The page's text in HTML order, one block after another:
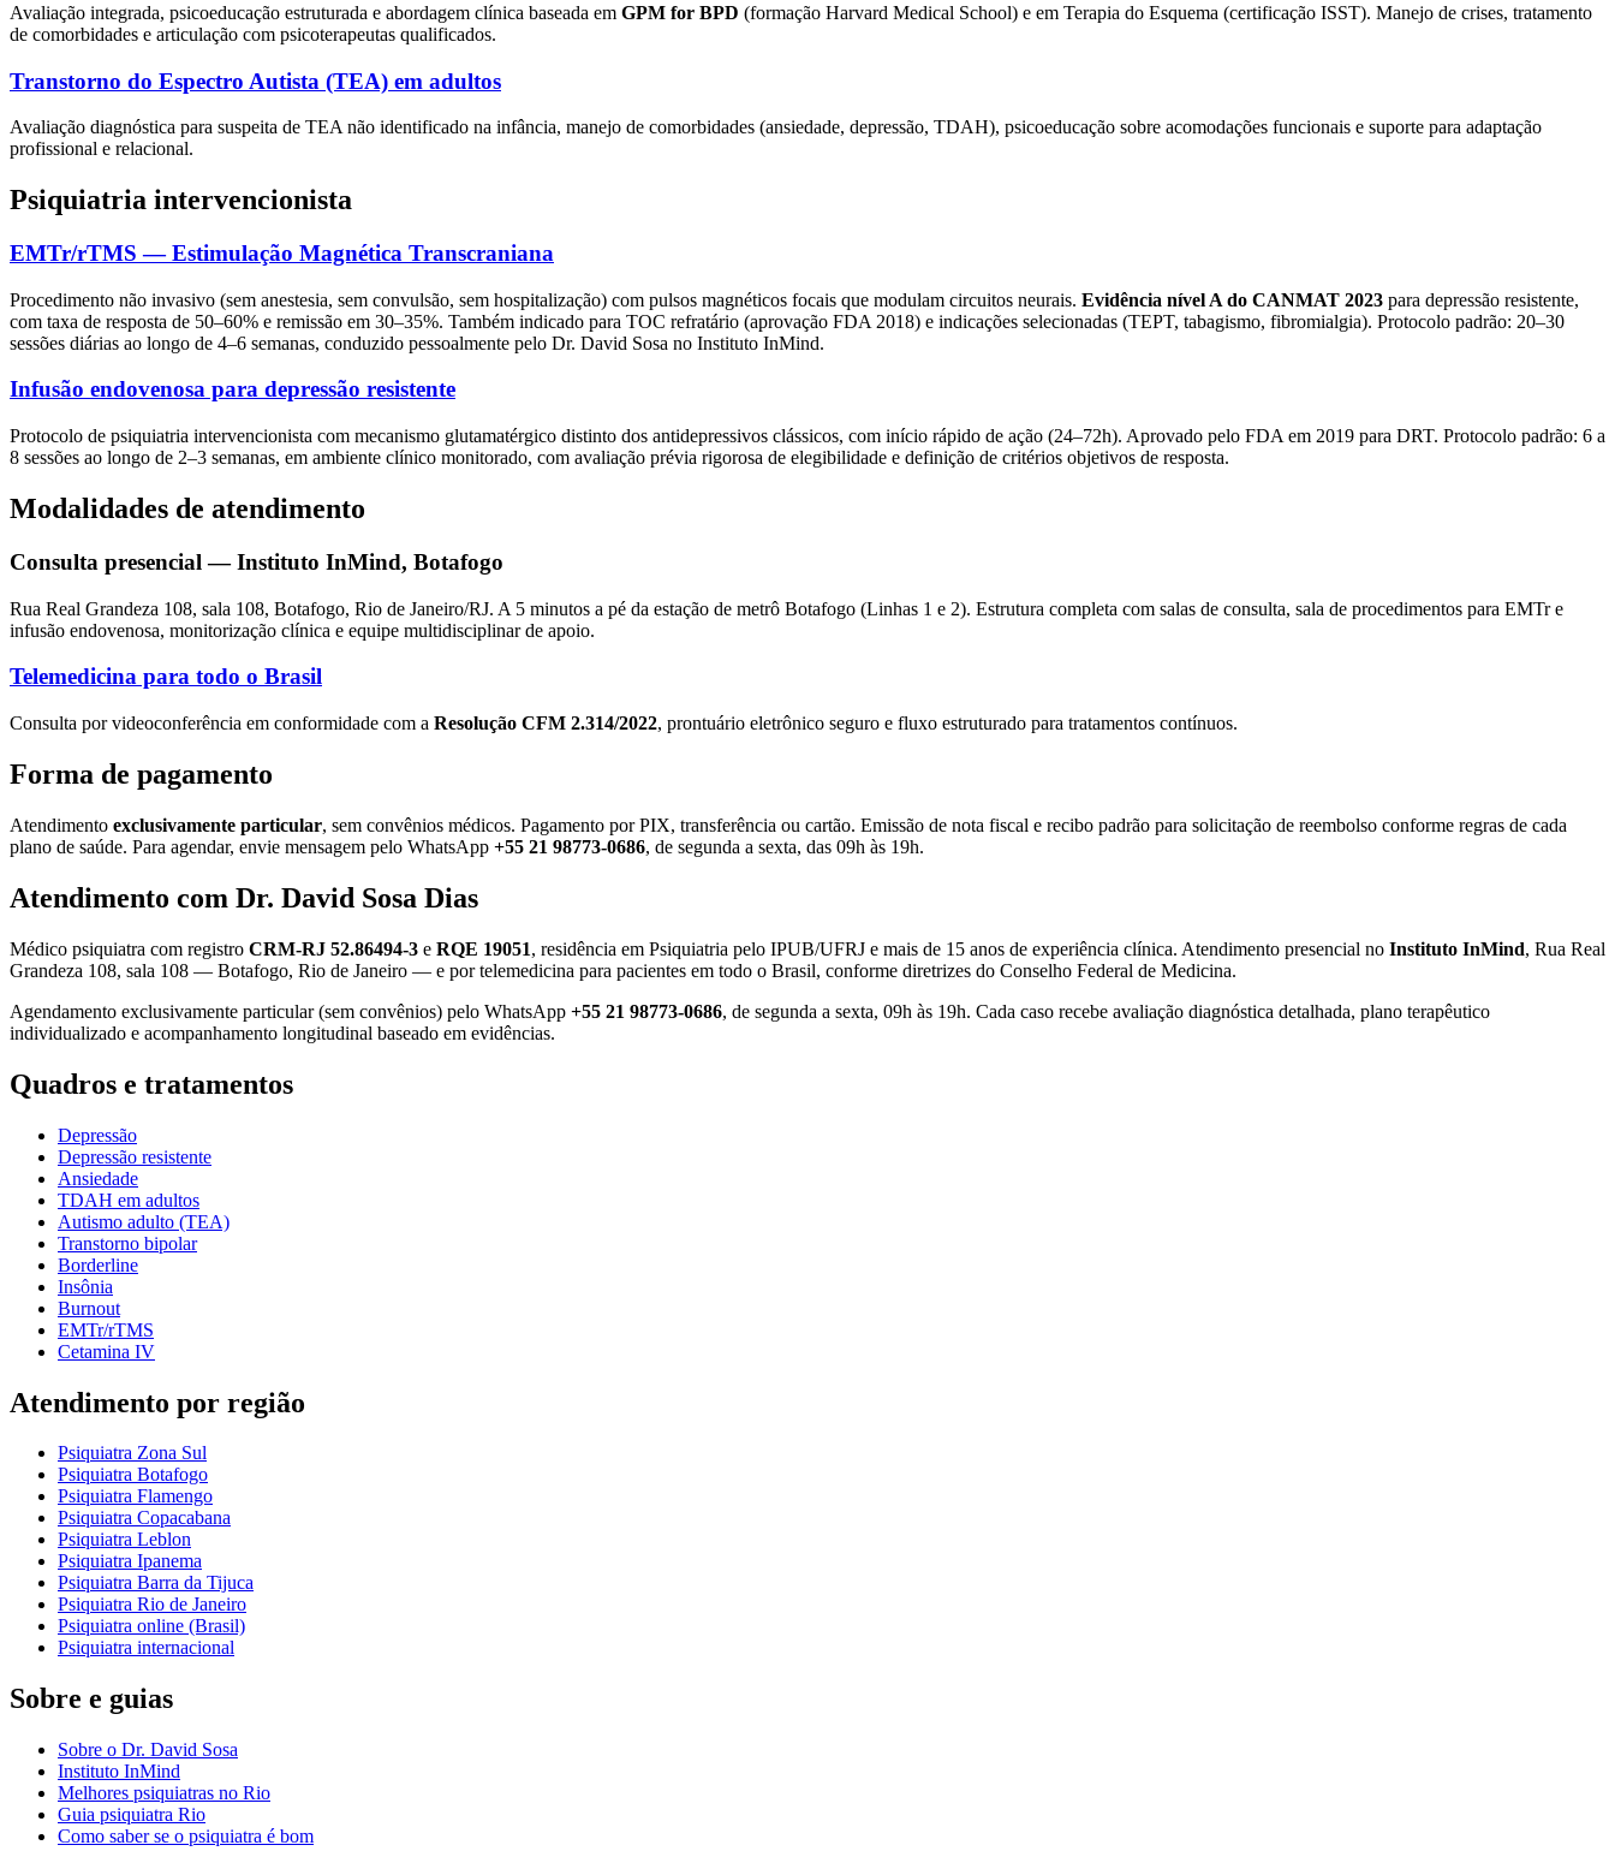
Avaliação integrada, psicoeducação estruturada e abordagem clínica baseada em GPM for BPD (formação Harvard Medical School) e em Terapia do Esquema (certificação ISST). Manejo de crises, tratamento
de comorbidades e articulação com psicoterapeutas qualificados.
Transtorno do Espectro Autista (TEA) em adultos
Avaliação diagnóstica para suspeita de TEA não identificado na infância, manejo de comorbidades (ansiedade, depressão, TDAH), psicoeducação sobre acomodações funcionais e suporte para adaptação
profissional e relacional.
Psiquiatria intervencionista
EMTr/rTMS — Estimulação Magnética Transcraniana
Procedimento não invasivo (sem anestesia, sem convulsão, sem hospitalização) com pulsos magnéticos focais que modulam circuitos neurais. Evidência nível A do CANMAT 2023 para depressão resistente,
com taxa de resposta de 50–60% e remissão em 30–35%. Também indicado para TOC refratário (aprovação FDA 2018) e indicações selecionadas (TEPT, tabagismo, fibromialgia). Protocolo padrão: 20–30
sessões diárias ao longo de 4–6 semanas, conduzido pessoalmente pelo Dr. David Sosa no Instituto InMind.
Infusão endovenosa para depressão resistente
Protocolo de psiquiatria intervencionista com mecanismo glutamatérgico distinto dos antidepressivos clássicos, com início rápido de ação (24–72h). Aprovado pelo FDA em 2019 para DRT. Protocolo padrão: 6 a
8 sessões ao longo de 2–3 semanas, em ambiente clínico monitorado, com avaliação prévia rigorosa de elegibilidade e definição de critérios objetivos de resposta.
Modalidades de atendimento
Consulta presencial — Instituto InMind, Botafogo
Rua Real Grandeza 108, sala 108, Botafogo, Rio de Janeiro/RJ. A 5 minutos a pé da estação de metrô Botafogo (Linhas 1 e 2). Estrutura completa com salas de consulta, sala de procedimentos para EMTr e
infusão endovenosa, monitorização clínica e equipe multidisciplinar de apoio.
Telemedicina para todo o Brasil
Consulta por videoconferência em conformidade com a Resolução CFM 2.314/2022, prontuário eletrônico seguro e fluxo estruturado para tratamentos contínuos.
Forma de pagamento
Atendimento exclusivamente particular, sem convênios médicos. Pagamento por PIX, transferência ou cartão. Emissão de nota fiscal e recibo padrão para solicitação de reembolso conforme regras de cada
plano de saúde. Para agendar, envie mensagem pelo WhatsApp +55 21 98773-0686, de segunda a sexta, das 09h às 19h.
Atendimento com Dr. David Sosa Dias
Médico psiquiatra com registro CRM-RJ 52.86494-3 e RQE 19051, residência em Psiquiatria pelo IPUB/UFRJ e mais de 15 anos de experiência clínica. Atendimento presencial no Instituto InMind, Rua Real
Grandeza 108, sala 108 — Botafogo, Rio de Janeiro — e por telemedicina para pacientes em todo o Brasil, conforme diretrizes do Conselho Federal de Medicina.
Agendamento exclusivamente particular (sem convênios) pelo WhatsApp +55 21 98773-0686, de segunda a sexta, 09h às 19h. Cada caso recebe avaliação diagnóstica detalhada, plano terapêutico
individualizado e acompanhamento longitudinal baseado em evidências.
Quadros e tratamentos
Depressão
Depressão resistente
Ansiedade
TDAH em adultos
Autismo adulto (TEA)
Transtorno bipolar
Borderline
Insônia
Burnout
EMTr/rTMS
Cetamina IV
Atendimento por região
Psiquiatra Zona Sul
Psiquiatra Botafogo
Psiquiatra Flamengo
Psiquiatra Copacabana
Psiquiatra Leblon
Psiquiatra Ipanema
Psiquiatra Barra da Tijuca
Psiquiatra Rio de Janeiro
Psiquiatra online (Brasil)
Psiquiatra internacional
Sobre e guias
Sobre o Dr. David Sosa
Instituto InMind
Melhores psiquiatras no Rio
Guia psiquiatra Rio
Como saber se o psiquiatra é bom